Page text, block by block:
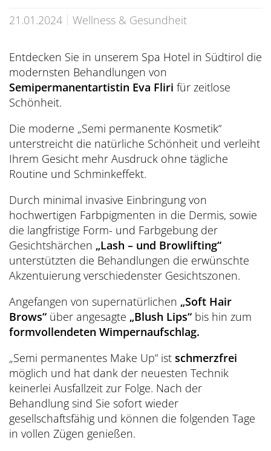
Awards
Belvita
Preferred Hotels & Resorts
Sauna Tower
À-la-carte-Treatments
Spa News-Blog
Medical Health Packages
Etikette & Kostenrückerstattung
Brixsana
Wandern
Biken
Golf
Yoga
Fitness
Fun Sports
Tennis
Skilaufen
Reinhold Messner
Ötzi
Klima & Naturpark
Sights & Ausflüge
Shoppen & Kultur
Privat-Touren - Ausflüge im Preidlhof
21.01.2024 Wellness & Gesundheit
Entdecken Sie in unserem Spa Hotel in Südtirol die
modernsten Behandlungen von
Semipermanentartistin Eva Fliri für zeitlose
Schönheit.
Die moderne „Semi permanente Kosmetik“
unterstreicht die natürliche Schönheit und verleiht
Ihrem Gesicht mehr Ausdruck ohne tägliche
Routine und Schminkeffekt.
Durch minimal invasive Einbringung von
hochwertigen Farbpigmenten in die Dermis, sowie
die langfristige Form- und Farbgebung der
Gesichtshärchen „Lash – und Browlifting“
unterstützten die Behandlungen die erwünschte
Akzentuierung verschiedenster Gesichtszonen.
Angefangen von supernatürlichen „Soft Hair
Brows“ über angesagte „Blush Lips“ bis hin zum
formvollendeten Wimpernaufschlag.
„Semi permanentes Make Up“ ist schmerzfrei
möglich und hat dank der neuesten Technik
keinerlei Ausfallzeit zur Folge. Nach der
Behandlung sind Sie sofort wieder
gesellschaftsfähig und können die folgenden Tage
in vollen Zügen genießen.